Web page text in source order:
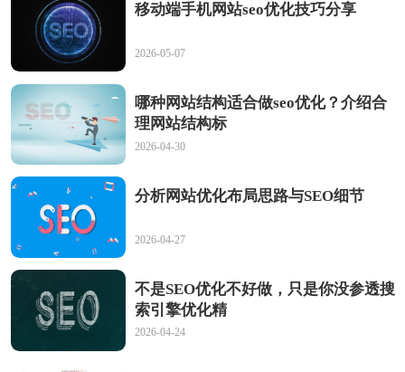
移动端手机网站seo优化技巧分享
2026-05-07
哪种网站结构适合做seo优化？介绍合
理网站结构标
2026-04-30
分析网站优化布局思路与SEO细节
2026-04-27
不是SEO优化不好做，只是你没参透搜
索引擎优化精
2026-04-24